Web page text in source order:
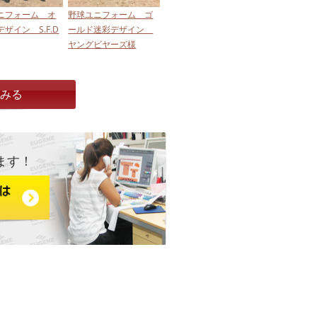
フォーム オ
ザイン S.F.D
野球ユニフォーム ゴ
ールド迷彩デザイン
ヤングビヤーズ様
る
！